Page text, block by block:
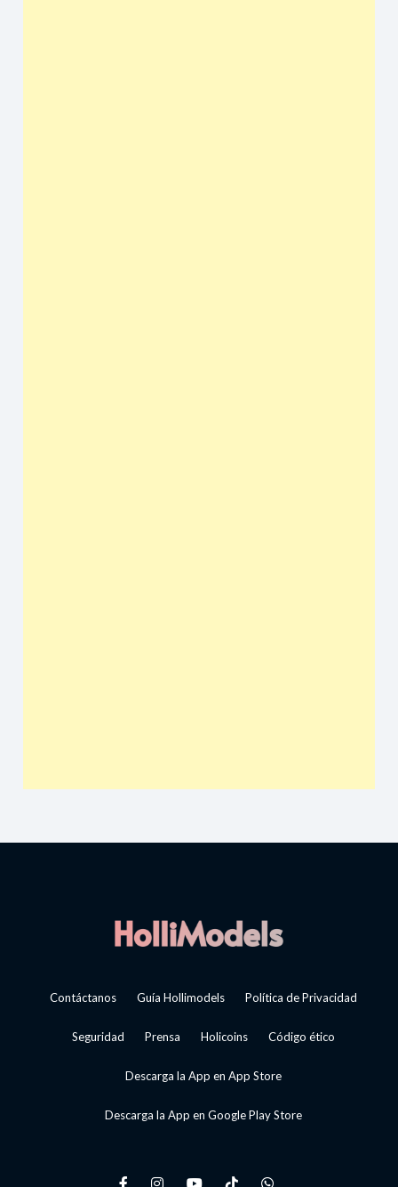
Contáctanos Guía Hollimodels Política de Privacidad
Seguridad Prensa Holicoins Código ético
Descarga la App en App Store
Descarga la App en Google Play Store